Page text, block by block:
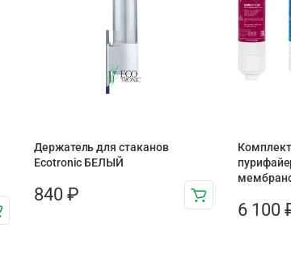
Держатель для стаканов
Ecotronic БЕЛЫЙ
840 ₽
6 100